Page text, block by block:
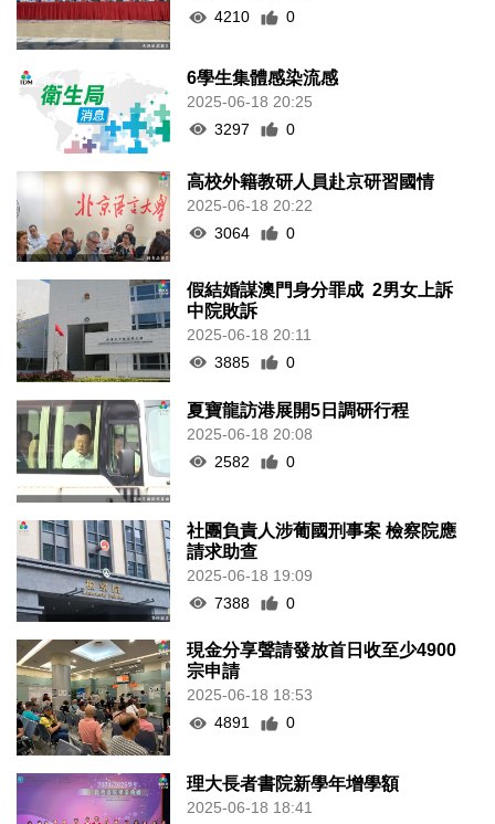
4210
0
6學生集體感染流感
2025-06-18 20:25
3297
0
高校外籍教研人員赴京研習國情
2025-06-18 20:22
3064
0
假結婚謀澳門身分罪成 2男女上訴
中院敗訴
2025-06-18 20:11
3885
0
夏寶龍訪港展開5日調研行程
2025-06-18 20:08
2582
0
社團負責人涉葡國刑事案 檢察院應
請求助查
2025-06-18 19:09
7388
0
現金分享聲請發放首日收至少4900
宗申請
2025-06-18 18:53
4891
0
理大長者書院新學年增學額
2025-06-18 18:41